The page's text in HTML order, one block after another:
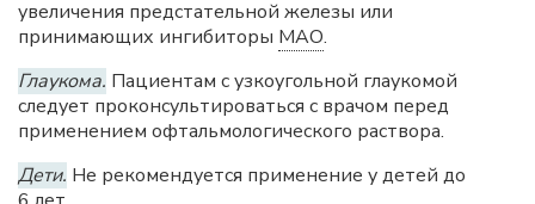
увеличения предстательной железы или
принимающих ингибиторы МАО.
Глаукома. Пациентам с узкоугольной глаукомой
следует проконсультироваться с врачом перед
применением офтальмологического раствора.
Дети. Не рекомендуется применение у детей до